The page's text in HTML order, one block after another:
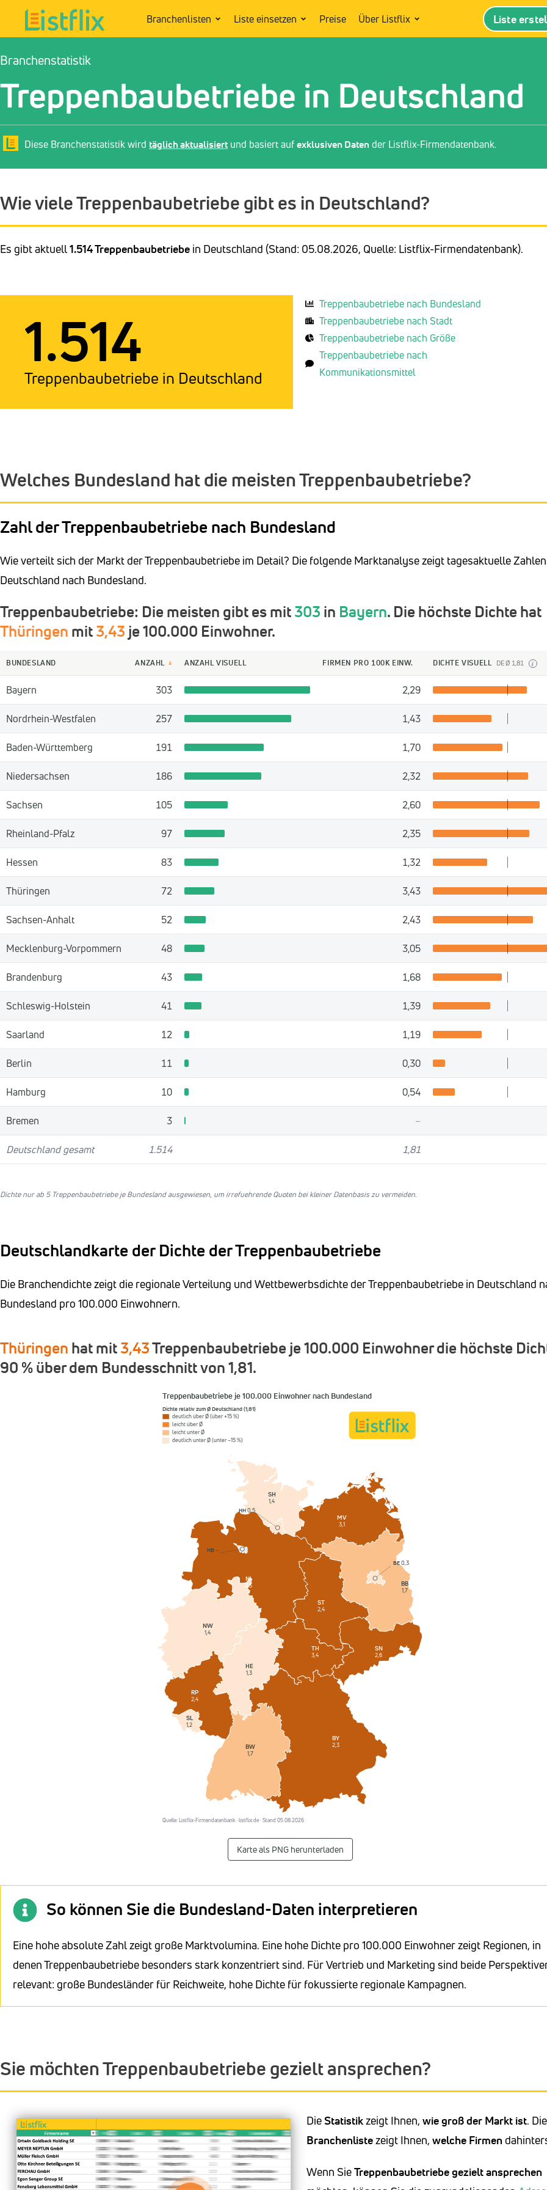
Branchenlisten Liste einsetzen Preise Über Listflix Liste
Branchenstatistik
Treppenbaubetriebe in Deutschland
Diese Branchenstatistik wird täglich aktualisiert und basiert aufexklusiven Daten der Listflix-Firmendatenbank.
Wie viele Treppenbaubetriebe gibt es in Deutschland?
Es gibt aktuell1.514 Treppenbaubetriebe in Deutschland (Stand: 05.08.2026, Quelle: Listflix-Firmendatenbank).
1.514
Treppenbaubetriebe in Deutschland
Treppenbaubetriebe nach Bundesland
Treppenbaubetriebe nach Stadt
Treppenbaubetriebe nach Größe
Treppenbaubetriebe nach
Kommunikationsmittel
Welches Bundesland hat die meisten Treppenbaubetriebe?
Zahl der Treppenbaubetriebe nach Bundesland
Wie verteilt sich der Markt der Treppenbaubetriebe im Detail? Die folgende Marktanalyse zeigt tagesaktuelle
Deutschland nach Bundesland.
Treppenbaubetriebe: Die meisten gibt es mit303 in Bayern. Die höchste Dichte hat
Thüringen mit3,43 je 100.000 Einwohner.
BUNDESLAND ANZAHL ↓ ANZAHL VISUELL FIRMEN PRO 100K EINW. DICHTE VISUELL DE Ø 1,81 i
Bayern 303 2,29
Nordrhein-Westfalen 257 1,43
Baden-Württemberg 191 1,70
Niedersachsen 186 2,32
Sachsen 105 2,60
Rheinland-Pfalz 97 2,35
Hessen 83 1,32
Thüringen 72 3,43
Sachsen-Anhalt 52 2,43
Mecklenburg-Vorpommern 48 3,05
Brandenburg 43 1,68
Schleswig-Holstein 41 1,39
Saarland 12 1,19
Berlin 11 0,30
Hamburg 10 0,54
Bremen 3 –
Deutschland gesamt 1.514 1,81
Dichte nur ab 5 Treppenbaubetriebe je Bundesland ausgewiesen, um irrefuehrende Quoten bei kleiner Datenbasis zu vermeiden.
Deutschlandkarte der Dichte der Treppenbaubetriebe
Die Branchendichte zeigt die regionale Verteilung und Wettbewerbsdichte der Treppenbaubetriebe in Deutschland
Bundesland pro 100.000 Einwohnern.
Thüringen hat mit3,43Treppenbaubetriebe je 100.000 Einwohner die höchste
90 % über dem Bundesschnitt von 1,81.
Treppenbaubetriebe je 100.000 Einwohner nach Bundesland
Dichte relativ zum Ø Deutschland (1,81)
deutlich über Ø (über +15 %)
leicht über Ø
leicht unter Ø
deutlich unter Ø (unter −15 %)
BW
1,7
BY
2,3
BB
1,7
HE
1,3
MV
3,1
NI
2,3
NW
1,4
RP
2,4
SL
1,2
ST
2,4
SN
2,6
SH
1,4
TH
3,4
BE0,3
HB–
HH0,5
Quelle: Listflix-Firmendatenbank · listflix.de · Stand 05.08.2026
Karte als PNG herunterladen
So können Sie die Bundesland-Daten interpretieren
Eine hohe absolute Zahl zeigt große Marktvolumina. Eine hohe Dichte pro 100.000 Einwohner zeigt Regionen, in
denen Treppenbaubetriebe besonders stark konzentriert sind. Für Vertrieb und Marketing sind beide
relevant: große Bundesländer für Reichweite, hohe Dichte für fokussierte regionale Kampagnen.
Sie möchten Treppenbaubetriebe gezielt ansprechen?
DieStatistikzeigt Ihnen, wie groß der Markt ist. Die
Branchenlistezeigt Ihnen, welche Firmen
Wenn SieTreppenbaubetriebegezielt ansprechen